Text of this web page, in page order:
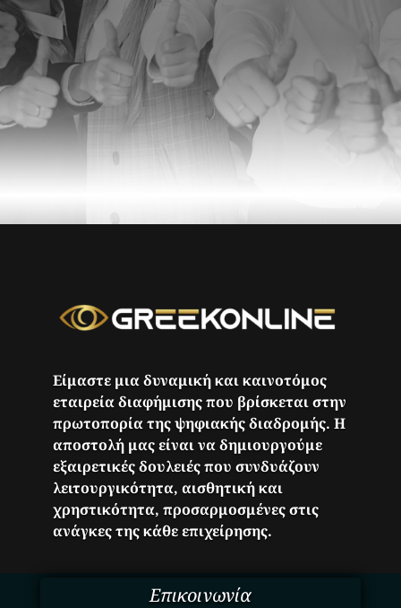
Είμαστε μια δυναμική και καινοτόμος
εταιρεία διαφήμισης που βρίσκεται στην
πρωτοπορία της ψηφιακής διαδρομής. Η
αποστολή μας είναι να δημιουργούμε
εξαιρετικές δουλειές που συνδυάζουν
λειτουργικότητα, αισθητική και
χρηστικότητα, προσαρμοσμένες στις
ανάγκες της κάθε επιχείρησης.
Επικοινωνία